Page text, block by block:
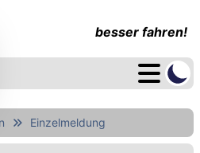
besser fahren!
Einzelmeldung